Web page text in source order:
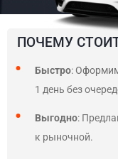
ПОЧЕМУ
Быстро:
1 день без
Выгодно:
к рыночной.